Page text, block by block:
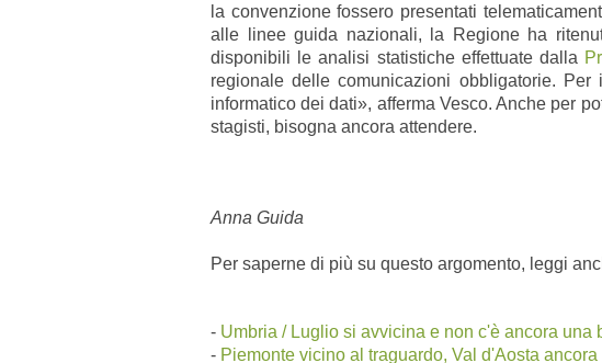
la convenzione fossero presentati
alle linee guida nazionali, la Regione ha
disponibili le analisi statistiche effettuate dalla
regionale delle comunicazioni obbligatorie.
informatico dei dati», afferma Vesco. Anche per
stagisti, bisogna ancora attendere.
Anna Guida
Per saperne di più su questo argomento, leggi
- Umbria / Luglio si avvicina e non c'è ancora una
- Piemonte vicino al traguardo, Val d'Aosta ancora